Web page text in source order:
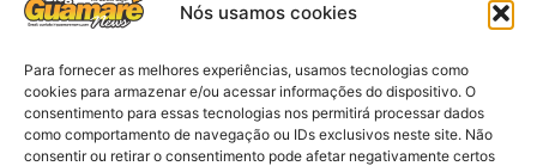
Nós usamos cookies
Para fornecer as melhores experiências, usamos tecnologias como
cookies para armazenar e/ou acessar informações do dispositivo. O
consentimento para essas tecnologias nos permitirá processar dados
como comportamento de navegação ou IDs exclusivos neste site. Não
consentir ou retirar o consentimento pode afetar negativamente certos